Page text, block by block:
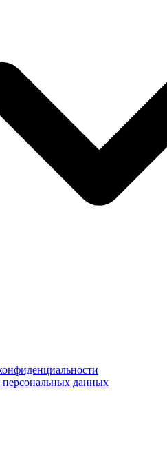
персональных данных